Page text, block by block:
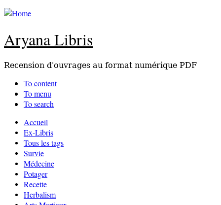
Aryana Libris
Recension d'ouvrages au format numérique PDF
To content
To menu
To search
Accueil
Ex-Libris
Tous les tags
Survie
Médecine
Potager
Recette
Herbalism